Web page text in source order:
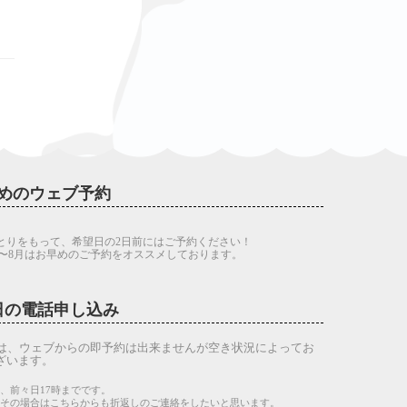
のウェブ予約
りをもって、希望日の2日前にはご予約ください！
8月はお早めのご予約をオススメしております。
の電話申し込み
、ウェブからの即予約は出来ませんが空き状況によってお
ます。
前々日17時までです。
場合はこちらからも折返しのご連絡をしたいと思います。